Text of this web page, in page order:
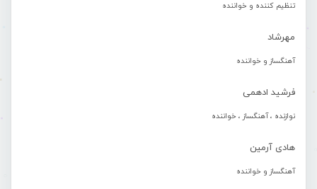
تنظیم کننده و خواننده
مهرشاد
آهنگساز و خواننده
فرشید ادهمی
نوازنده ، آهنگساز ، خواننده
هادی آرمین
آهنگساز و خواننده